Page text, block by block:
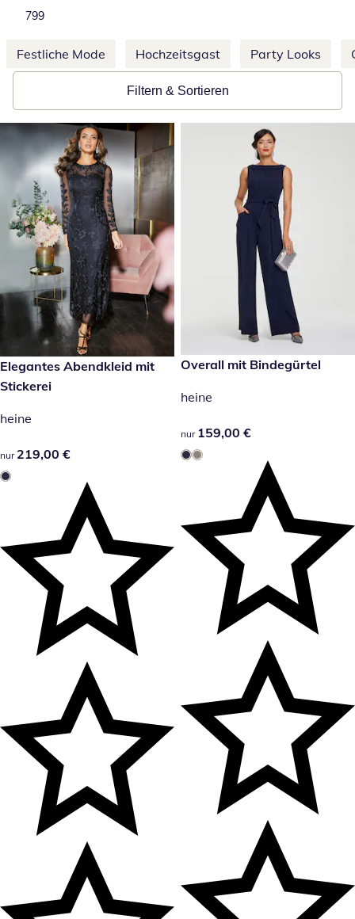
Produkte
799
Weitere Kategorien überspringen
Festliche Mode Hochzeitsgast Party Looks
Filtern & Sortieren
219,00 €
Elegantes Abendkleid mit
Stickerei
heine
219,00 €
nur 219,00 €
159,00 €
Overall mit Bindegürtel
heine
159,00 €
nur 159,00 €